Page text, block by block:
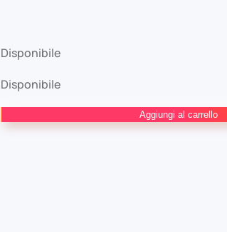
Disponibile
Disponibile
Men
Aggiungi al carrello